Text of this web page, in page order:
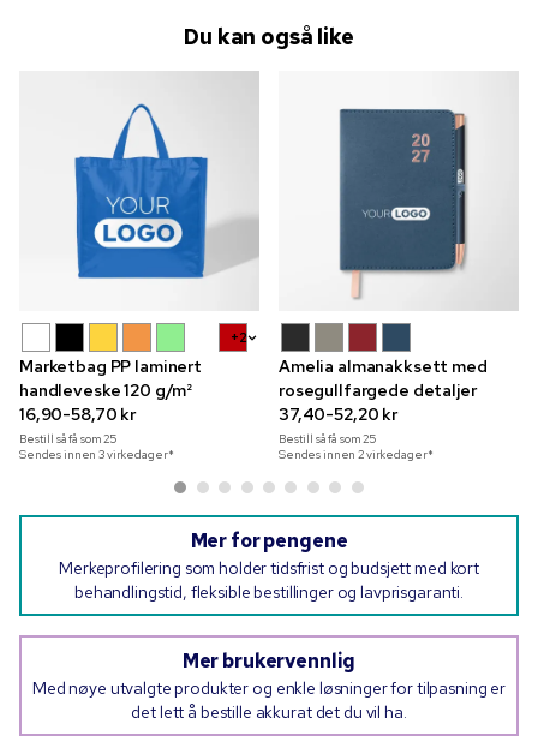
Du kan også like
+2
Marketbag PP laminert
handleveske 120 g/m²
16,90-58,70 kr
Bestill så få som25
Sendes innen 3 virkedager*
Amelia almanakksett med
rosegullfargede detaljer
37,40-52,20 kr
Bestill så få som25
Sendes innen 2 virkedager*
Mer for pengene
Merkeprofilering som holder tidsfrist og budsjett med kort
behandlingstid, fleksible bestillinger og lavprisgaranti.
Mer brukervennlig
Med nøye utvalgte produkter og enkle løsninger for tilpasning er
det lett å bestille akkurat det du vil ha.